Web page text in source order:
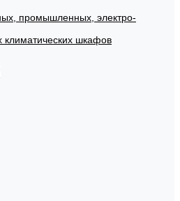
промышленных, электро-
шкафов